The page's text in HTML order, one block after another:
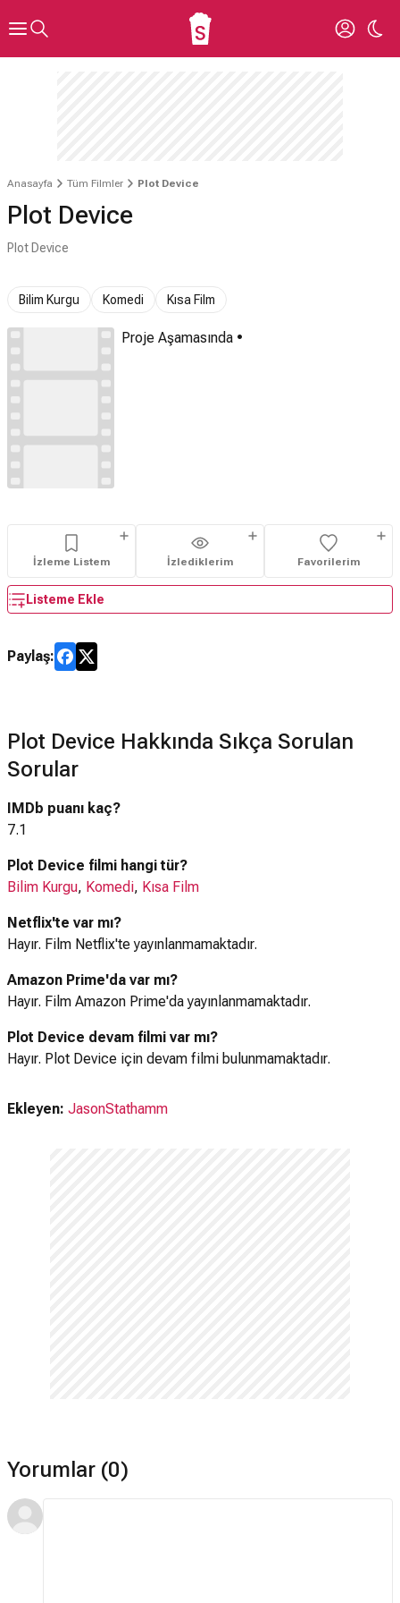
Anasayfa Tüm Filmler Plot Device
Plot Device
Plot Device
Bilim Kurgu Komedi Kısa Film
Proje Aşamasında •
İzleme Listem İzlediklerim Favorilerim
Listeme Ekle
Paylaş:
Plot Device Hakkında Sıkça Sorulan
Sorular
IMDb puanı kaç?
7.1
Plot Device filmi hangi tür?
Bilim Kurgu, Komedi, Kısa Film
Netflix'te var mı?
Hayır. Film Netflix'te yayınlanmamaktadır.
Amazon Prime'da var mı?
Hayır. Film Amazon Prime'da yayınlanmamaktadır.
Plot Device devam filmi var mı?
Hayır. Plot Device için devam filmi bulunmamaktadır.
Ekleyen: JasonStathamm
Yorumlar (0)